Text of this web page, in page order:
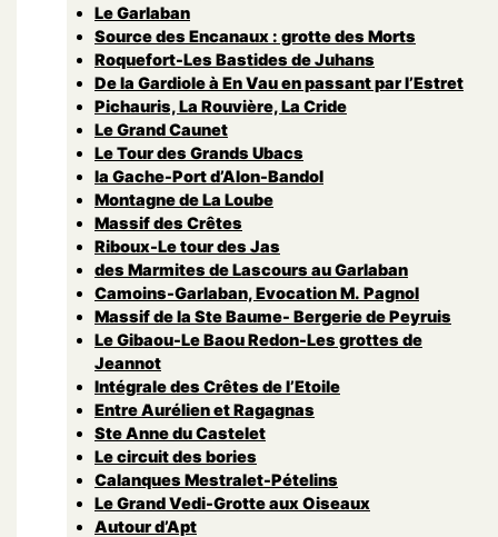
Le Garlaban
Source des Encanaux : grotte des Morts
Roquefort-Les Bastides de Juhans
De la Gardiole à En Vau en passant par l’Estret
Pichauris, La Rouvière, La Cride
Le Grand Caunet
Le Tour des Grands Ubacs
la Gache-Port d’Alon-Bandol
Montagne de La Loube
Massif des Crêtes
Riboux-Le tour des Jas
des Marmites de Lascours au Garlaban
Camoins-Garlaban, Evocation M. Pagnol
Massif de la Ste Baume- Bergerie de Peyruis
Le Gibaou-Le Baou Redon-Les grottes de
Jeannot
Intégrale des Crêtes de l’Etoile
Entre Aurélien et Ragagnas
Ste Anne du Castelet
Le circuit des bories
Calanques Mestralet-Pételins
Le Grand Vedi-Grotte aux Oiseaux
Autour d’Apt